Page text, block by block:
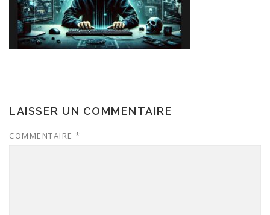
LAISSER UN COMMENTAIRE
COMMENTAIRE *